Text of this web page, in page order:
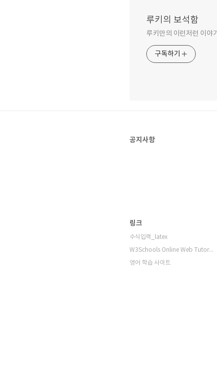
루키의 보석함
루키만의 이런저런 이야기
구독하기
공지사항
링크
수식입력_latex
W3Schools Online Web Tutorials
영어 학습 사이트